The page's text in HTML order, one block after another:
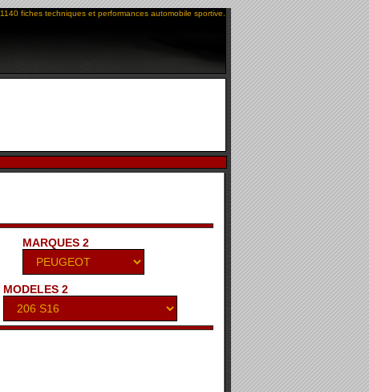
1140 fiches techniques et performances automobile sportive.
MARQUES 2
MODELES 2